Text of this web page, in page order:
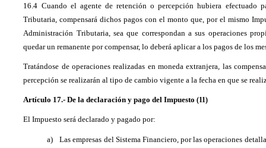
16.4 Cuando el agente de retención o percepción hubiera efectuado
Tributaria, compensará dichos pagos con el monto que, por el mismo
Administración Tributaria, sea que correspondan a sus operaciones
quedar un remanente por compensar, lo deberá aplicar a los pagos de los
Tratándose de operaciones realizadas en moneda extranjera, las
percepción se realizarán al tipo de cambio vigente a la fecha en que se
Artículo 17.- De la declaración y pago del Impuesto(11)
El Impuesto será declarado y pagado por:
a)
Las empresas del Sistema Financiero, por las operaciones